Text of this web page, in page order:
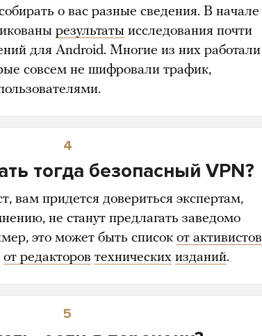
о вас разные сведения. В начале
результаты исследования почти
для Android. Многие из них работали
совсем не шифровали трафик,
4
тогда безопасный VPN?
вам придется довериться экспертам,
не станут предлагать заведомо
это может быть список от активистов
от редакторов технических изданий.
5